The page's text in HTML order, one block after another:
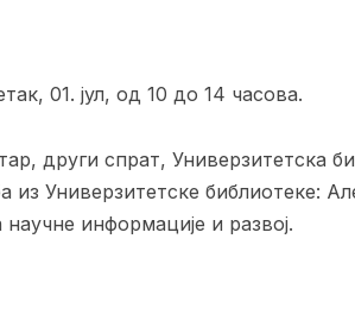
01. јул, од 10 до 14 часова.
други спрат, Универзитетска
из Универзитетске библиотеке:
информације и развој.